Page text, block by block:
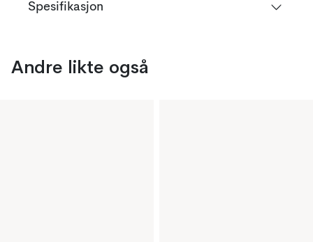
Spesifikasjon
Andre likte også